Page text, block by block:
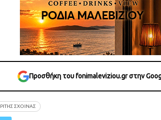
Προσθήκη του fonimaleviziou.gr στην
ΣΧΟΙΝΑΣ